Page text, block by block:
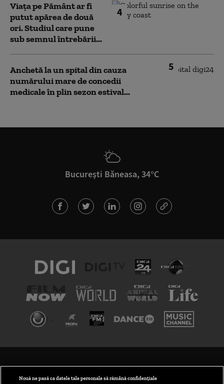
4
Viața pe Pământ ar fi
putut apărea de două
ori. Studiul care pune
sub semnul întrebării...
5
Anchetă la un spital din cauza
numărului mare de concedii
medicale în plin sezon estival...
București Băneasa, 34°C
Nouă ne pasă ca datele tale personale să rămână confidențiale